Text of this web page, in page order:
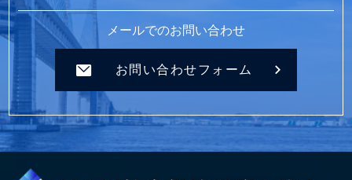
メールでのお問い合わせ
お問い合わせフォーム